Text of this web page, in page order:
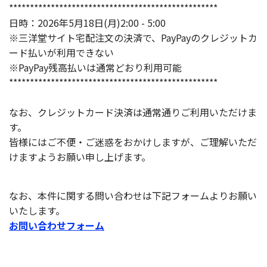
**************************************************
日時：2026年5月18日(月)2:00 - 5:00
※三洋堂サイト宅配注文の決済で、PayPayのクレジットカ
ード払いが利用できない
※PayPay残高払いは通常どおり利用可能
**************************************************
なお、クレジットカード決済は通常通りご利用いただけま
す。
皆様にはご不便・ご迷惑をおかけしますが、ご理解いただ
けますようお願い申し上げます。
なお、本件に関する問い合わせは下記フォームよりお願い
いたします。
お問い合わせフォーム